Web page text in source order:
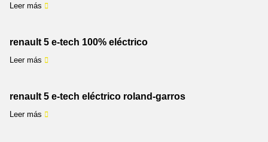
Leer más
renault 5 e-tech 100% eléctrico
Leer más
renault 5 e-tech eléctrico roland-garros
Leer más